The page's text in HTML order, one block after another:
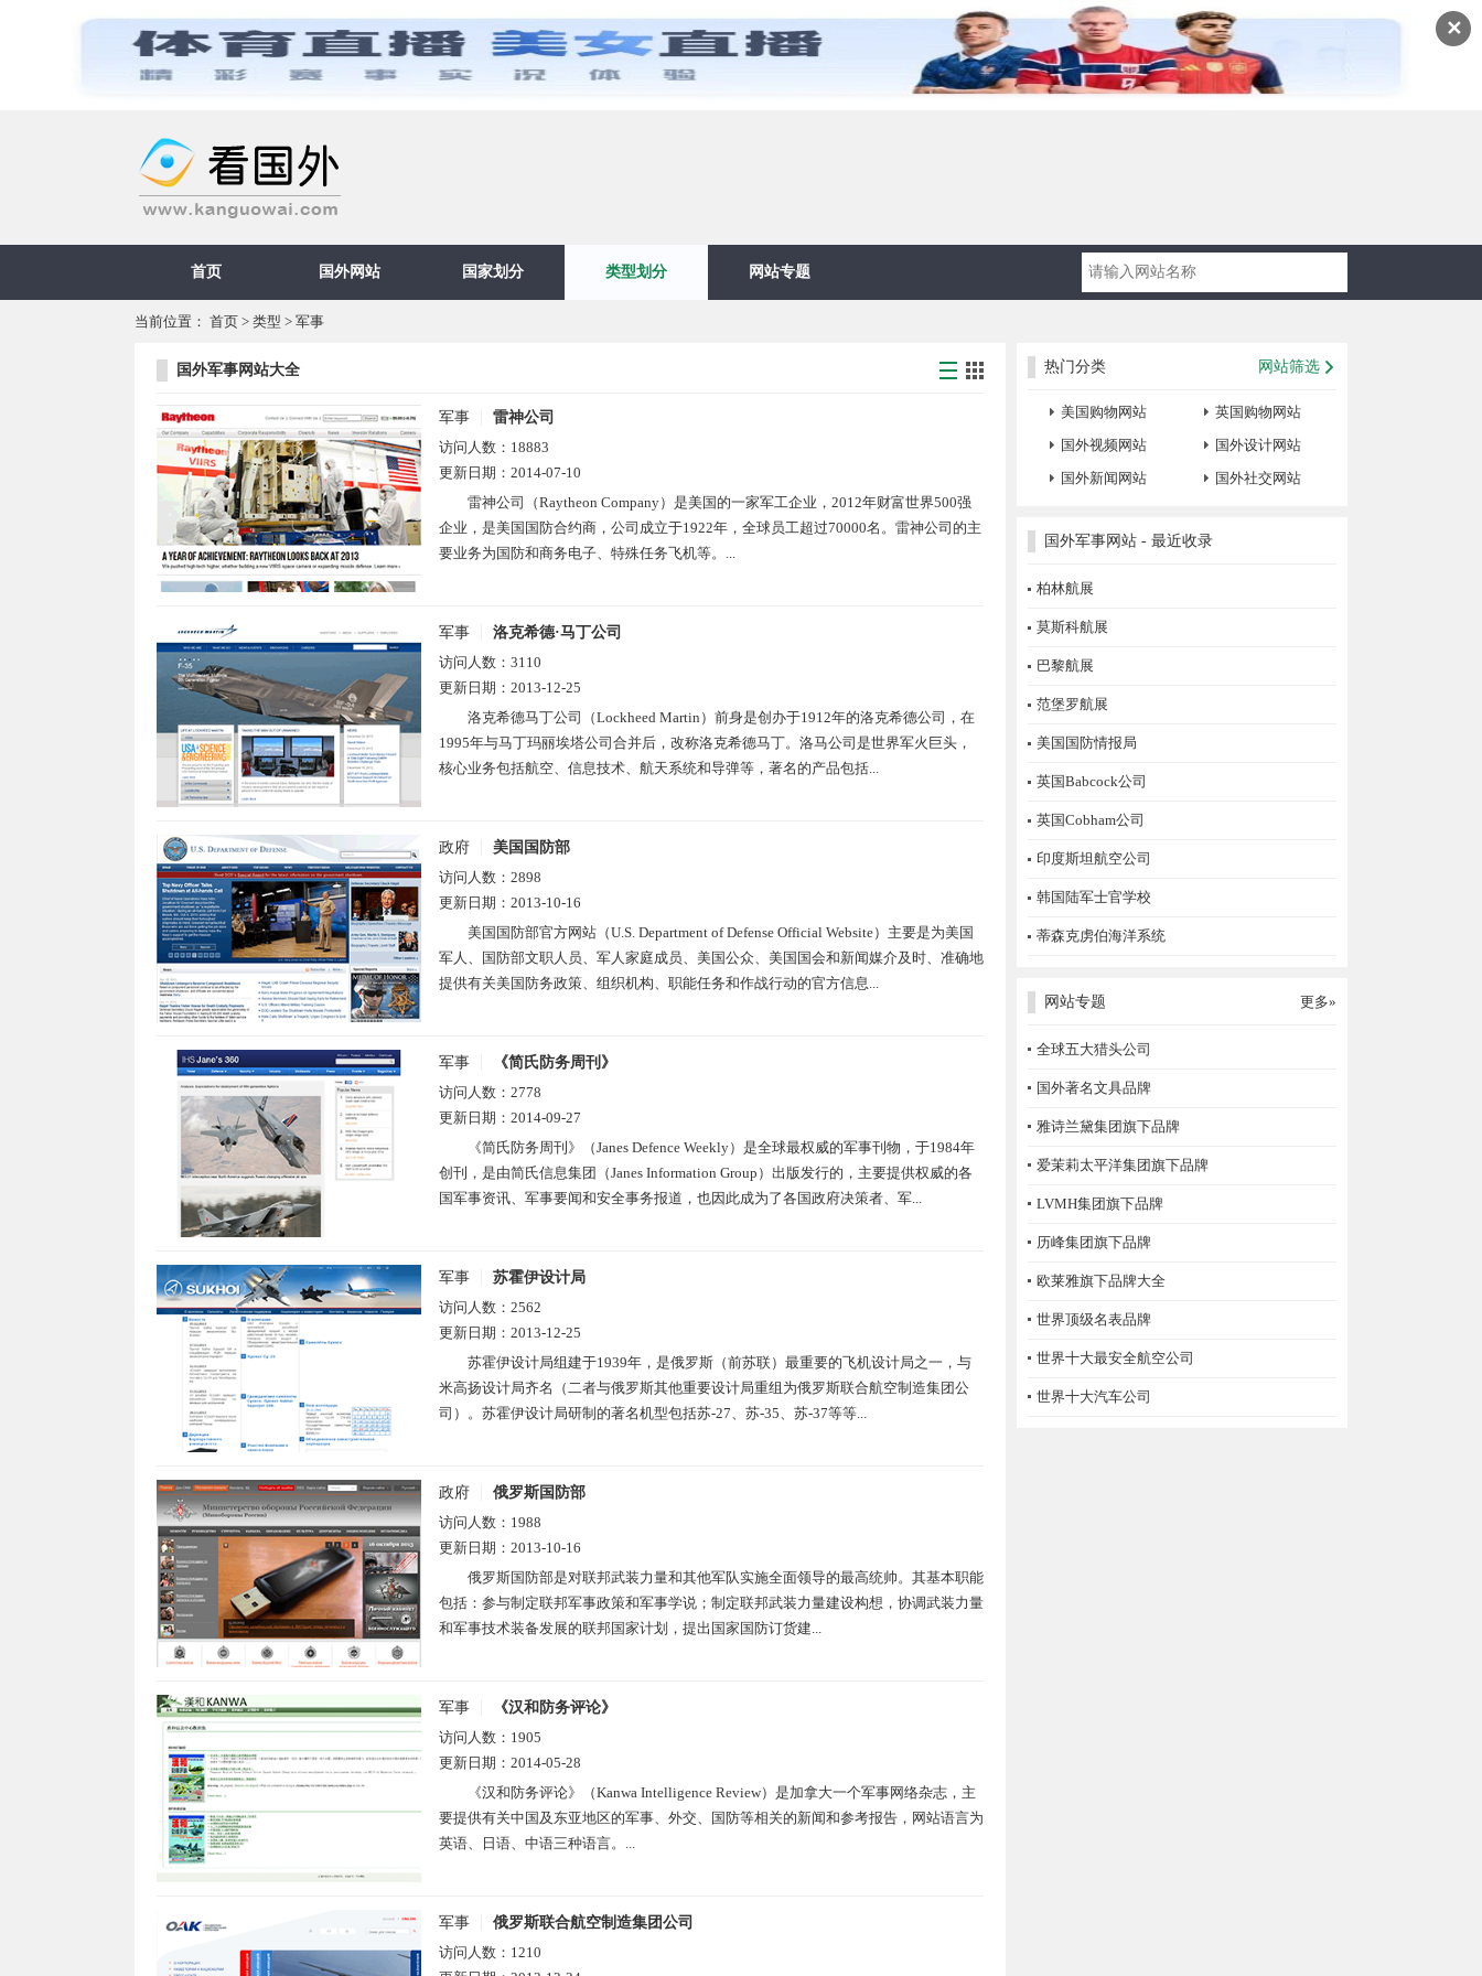
✕
首页 国外网站 国家划分 类型划分 网站专题
当前位置： 首页 > 类型 > 军事
国外军事网站大全
军事
雷神公司
访问人数： 18883
更新日期： 2014-07-10
雷神公司（Raytheon Company）是美国的一家军工企业，2012年财富世界500强
企业，是美国国防合约商，公司成立于1922年，全球员工超过70000名。雷神公司的主
要业务为国防和商务电子、特殊任务飞机等。...
军事
洛克希德·马丁公司
访问人数： 3110
更新日期： 2013-12-25
洛克希德马丁公司（Lockheed Martin）前身是创办于1912年的洛克希德公司，在
1995年与马丁玛丽埃塔公司合并后，改称洛克希德马丁。洛马公司是世界军火巨头，
核心业务包括航空、信息技术、航天系统和导弹等，著名的产品包括...
政府
美国国防部
访问人数： 2898
更新日期： 2013-10-16
美国国防部官方网站（U.S. Department of Defense Official Website）主要是为美国
军人、国防部文职人员、军人家庭成员、美国公众、美国国会和新闻媒介及时、准确地
提供有关美国防务政策、组织机构、职能任务和作战行动的官方信息...
军事
《简氏防务周刊》
访问人数： 2778
更新日期： 2014-09-27
《简氏防务周刊》（Janes Defence Weekly）是全球最权威的军事刊物，于1984年
创刊，是由简氏信息集团（Janes Information Group）出版发行的，主要提供权威的各
国军事资讯、军事要闻和安全事务报道，也因此成为了各国政府决策者、军...
军事
苏霍伊设计局
访问人数： 2562
更新日期： 2013-12-25
苏霍伊设计局组建于1939年，是俄罗斯（前苏联）最重要的飞机设计局之一，与
米高扬设计局齐名（二者与俄罗斯其他重要设计局重组为俄罗斯联合航空制造集团公
司）。苏霍伊设计局研制的著名机型包括苏-27、苏-35、苏-37等等...
政府
俄罗斯国防部
访问人数： 1988
更新日期： 2013-10-16
俄罗斯国防部是对联邦武装力量和其他军队实施全面领导的最高统帅。其基本职能
包括：参与制定联邦军事政策和军事学说；制定联邦武装力量建设构想，协调武装力量
和军事技术装备发展的联邦国家计划，提出国家国防订货建...
军事
《汉和防务评论》
访问人数： 1905
更新日期： 2014-05-28
《汉和防务评论》（Kanwa Intelligence Review）是加拿大一个军事网络杂志，主
要提供有关中国及东亚地区的军事、外交、国防等相关的新闻和参考报告，网站语言为
英语、日语、中语三种语言。...
军事
俄罗斯联合航空制造集团公司
访问人数： 1210
热门分类 网站筛选
美国购物网站
英国购物网站
国外视频网站
国外设计网站
国外新闻网站
国外社交网站
国外军事网站 - 最近收录
柏林航展
莫斯科航展
巴黎航展
范堡罗航展
美国国防情报局
英国Babcock公司
英国Cobham公司
印度斯坦航空公司
韩国陆军士官学校
蒂森克虏伯海洋系统
网站专题 更多»
全球五大猎头公司
国外著名文具品牌
雅诗兰黛集团旗下品牌
爱茉莉太平洋集团旗下品牌
LVMH集团旗下品牌
历峰集团旗下品牌
欧莱雅旗下品牌大全
世界顶级名表品牌
世界十大最安全航空公司
世界十大汽车公司